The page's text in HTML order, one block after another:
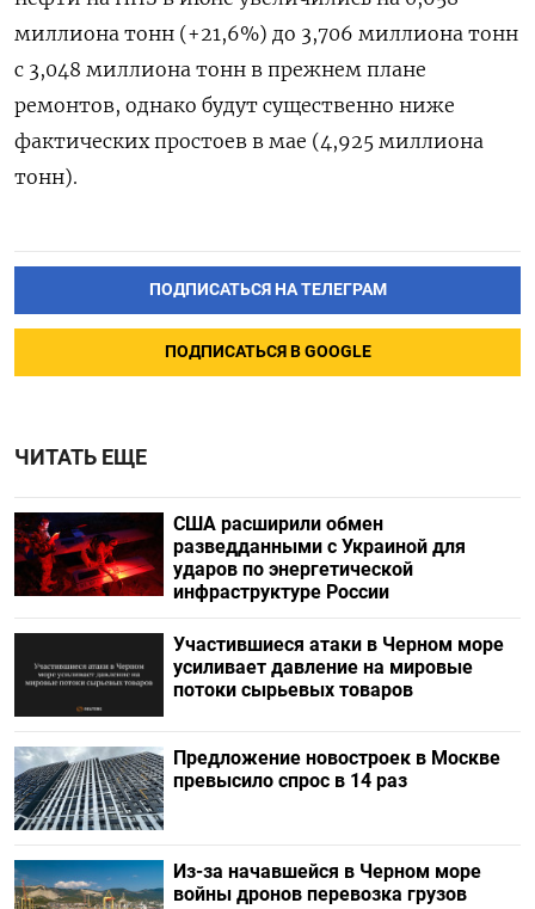
миллиона тонн (+21,6%) до 3,706 миллиона тонн
с 3,048 миллиона тонн в прежнем плане
ремонтов, однако будут существенно ниже
фактических простоев в мае (4,925 миллиона
тонн).
ПОДПИСАТЬСЯ НА ТЕЛЕГРАМ
ПОДПИСАТЬСЯ В GOOGLE
ЧИТАТЬ ЕЩЕ
США расширили обмен
разведданными с Украиной для
ударов по энергетической
инфраструктуре России
Участившиеся атаки в Черном море
усиливает давление на мировые
потоки сырьевых товаров
Предложение новостроек в Москве
превысило спрос в 14 раз
Из-за начавшейся в Черном море
войны дронов перевозка грузов